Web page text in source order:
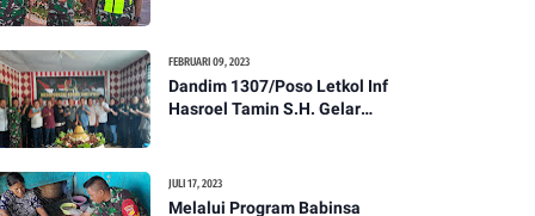
FEBRUARI 09, 2023
Dandim 1307/Poso Letkol Inf
Hasroel Tamin S.H. Gelar
Tahun 2023
JULI 17, 2023
Melalui Program Babinsa